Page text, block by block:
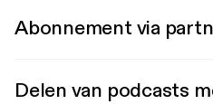
Abonnement via
Delen van podcasts